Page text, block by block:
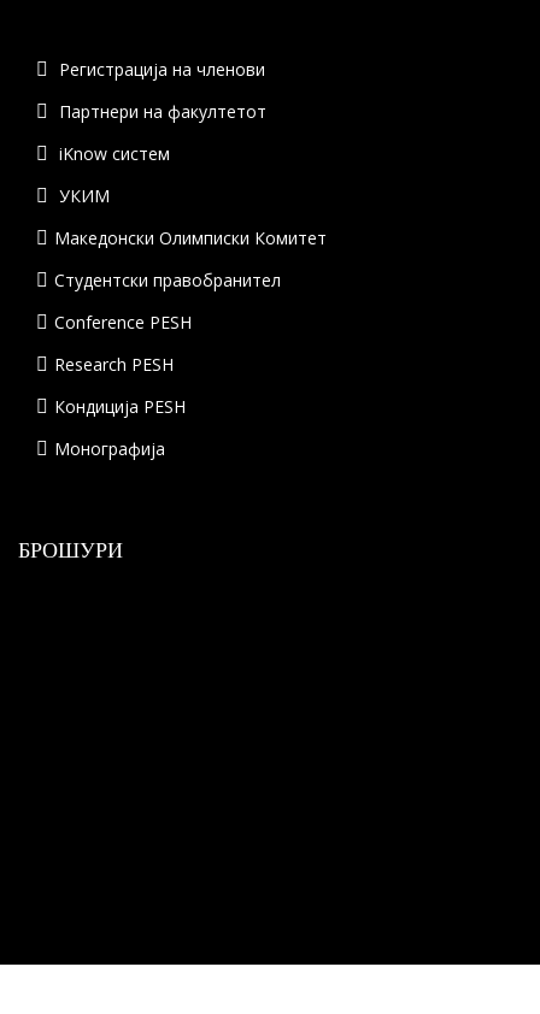
Регистрација на членови
Партнери на факултетот
iKnow систем
УКИМ
Македонски Олимписки Комитет
Студентски правобранител
Conference PESH
Research PESH
Кондиција PESH
Монографија
БРОШУРИ